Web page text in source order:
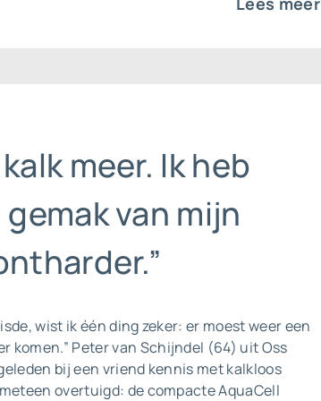
meer. Ik heb
van mijn
wist ik één ding zeker: er moest weer een
komen.” Peter van Schijndel (64) uit Oss
bij een vriend kennis met kalkloos
overtuigd: de compacte AquaCell